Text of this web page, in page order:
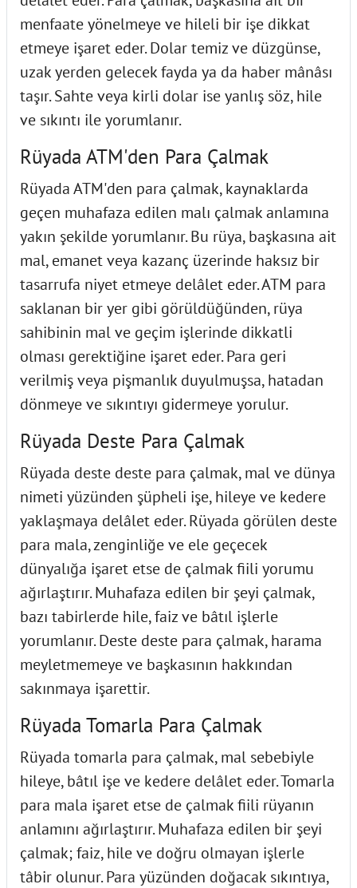
menfaate yönelmeye ve hileli bir işe dikkat
etmeye işaret eder. Dolar temiz ve düzgünse,
uzak yerden gelecek fayda ya da haber mânâsı
taşır. Sahte veya kirli dolar ise yanlış söz, hile
ve sıkıntı ile yorumlanır.
Rüyada ATM'den Para Çalmak
Rüyada ATM'den para çalmak, kaynaklarda
geçen muhafaza edilen malı çalmak anlamına
yakın şekilde yorumlanır. Bu rüya, başkasına ait
mal, emanet veya kazanç üzerinde haksız bir
tasarrufa niyet etmeye delâlet eder. ATM para
saklanan bir yer gibi görüldüğünden, rüya
sahibinin mal ve geçim işlerinde dikkatli
olması gerektiğine işaret eder. Para geri
verilmiş veya pişmanlık duyulmuşsa, hatadan
dönmeye ve sıkıntıyı gidermeye yorulur.
Rüyada Deste Para Çalmak
Rüyada deste deste para çalmak, mal ve dünya
nimeti yüzünden şüpheli işe, hileye ve kedere
yaklaşmaya delâlet eder. Rüyada görülen deste
para mala, zenginliğe ve ele geçecek
dünyalığa işaret etse de çalmak fiili yorumu
ağırlaştırır. Muhafaza edilen bir şeyi çalmak,
bazı tabirlerde hile, faiz ve bâtıl işlerle
yorumlanır. Deste deste para çalmak, harama
meyletmemeye ve başkasının hakkından
sakınmaya işarettir.
Rüyada Tomarla Para Çalmak
Rüyada tomarla para çalmak, mal sebebiyle
hileye, bâtıl işe ve kedere delâlet eder. Tomarla
para mala işaret etse de çalmak fiili rüyanın
anlamını ağırlaştırır. Muhafaza edilen bir şeyi
çalmak; faiz, hile ve doğru olmayan işlerle
tâbir olunur. Para yüzünden doğacak sıkıntıya,